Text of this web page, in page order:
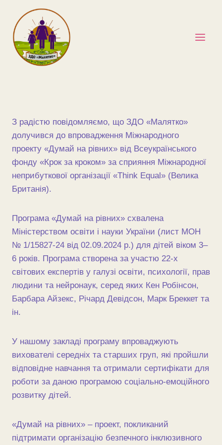
вмісту
З радістю повідомляємо, що ЗДО «Малятко»
долучився до впровадження Міжнародного
проекту «Думай на рівних» від Всеукраїнського
фонду «Крок за кроком» за сприяння Міжнародної
неприбуткової організації «Think Equal» (Велика
Британія).
Програма «Думай на рівних» схвалена
Міністерством освіти і науки України (лист МОН
№ 1/15827-24 від 02.09.2024 р.) для дітей віком 3–
6 років. Програма створена за участю 22-х
світових експертів у галузі освіти, психології, прав
людини та нейронаук, серед яких Кен Робінсон,
Барбара Айзекс, Річард Девідсон, Марк Бреккет та
ін.
У нашому закладі програму впроваджують
вихователі середніх та старших груп, які пройшли
відповідне навчання та отримали сертифікати для
роботи за даною програмою соціально-емоційного
розвитку дітей.
«Думай на рівних» – проект, покликаний
підтримати організацію безпечного інклюзивного